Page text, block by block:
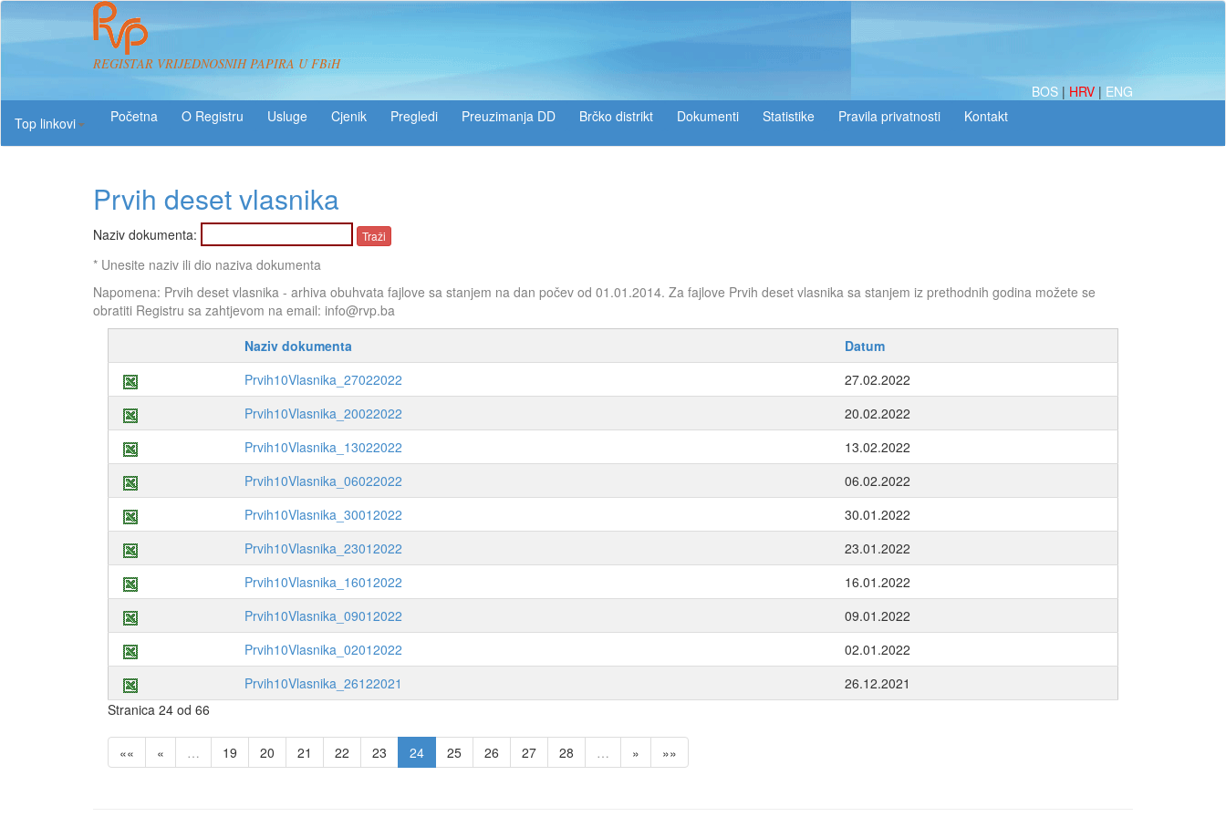
REGISTAR VRIJEDNOSNIH PAPIRA U FBiH
BOS | HRV | ENG
Top linkovi
O Registru Usluge Pregledi Preuzimanja DD Brčko distrikt Dokumenti Statistike
Prvih deset vlasnika
Naziv dokumenta:
* Unesite naziv ili dio naziva dokumenta
Napomena: Prvih deset vlasnika - arhiva obuhvata fajlove sa stanjem na dan počev od 01.01.2014. Za fajlove Prvih deset vlasnika sa stanjem iz prethodnih godina možete se
obratiti Registru sa zahtjevom na email: info@rvp.ba
Naziv dokumenta
Datum
Prvih10Vlasnika_27022022
27.02.2022
Prvih10Vlasnika_20022022
20.02.2022
Prvih10Vlasnika_13022022
13.02.2022
Prvih10Vlasnika_06022022
06.02.2022
Prvih10Vlasnika_30012022
30.01.2022
Prvih10Vlasnika_23012022
23.01.2022
Prvih10Vlasnika_16012022
16.01.2022
Prvih10Vlasnika_09012022
09.01.2022
Prvih10Vlasnika_02012022
02.01.2022
Prvih10Vlasnika_26122021
26.12.2021
Stranica 24 od 66
«« « … 19 20 21 22 23 24 25 26 27 28 … » »»